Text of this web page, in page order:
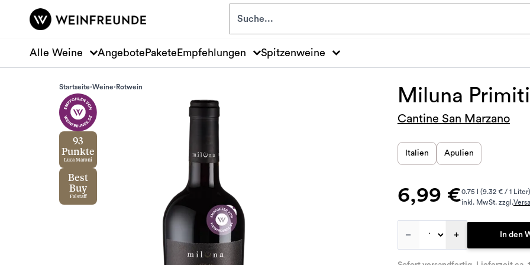
Zum Hauptinhalt springen
Alle Weine Angebote Pakete Empfehlungen Spitzenweine
Startseite Weine Rotwein
93
Punkte
Luca Maroni
Best
Buy
Falstaff
Miluna
Cantine San Marzano
Italien Apulien
6,99 €0.75 l (9.32 € / 1 Liter)
inkl. MwSt. zzgl.
– + In den